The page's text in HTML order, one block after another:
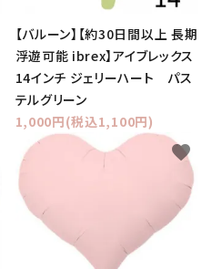
【バルーン】【約30日間以上 長期
浮遊可能 ibrex】アイブレックス
14インチ ジェリーハート パス
テルグリーン
1,000円(税込1,100円)
favorite